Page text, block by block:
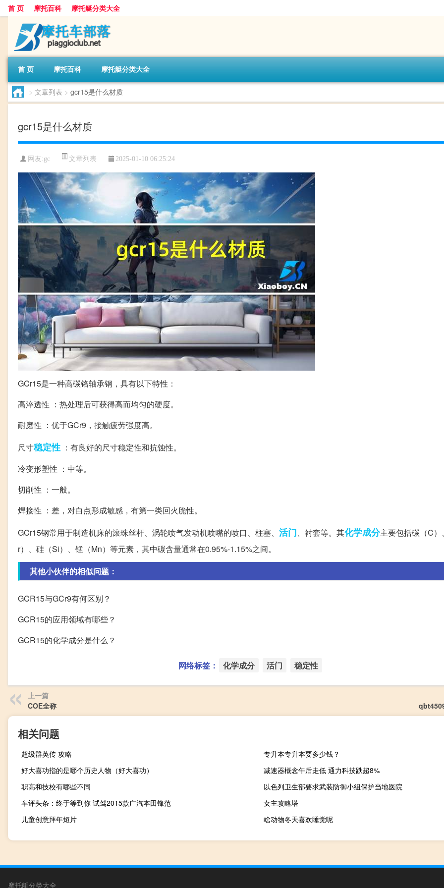
首 页 摩托百科 摩托艇分类大全
首 页 摩托百科 摩托艇分类大全
> 文章列表 > gcr15是什么材质
gcr15是什么材质
网友:gc 文章列表 2025-01-10 06:25:24
GCr15是一种高碳铬轴承钢，具有以下特性：
高淬透性 ：热处理后可获得高而均匀的硬度。
耐磨性 ：优于GCr9，接触疲劳强度高。
尺寸稳定性 ：有良好的尺寸稳定性和抗蚀性。
冷变形塑性 ：中等。
切削性 ：一般。
焊接性 ：差，对白点形成敏感，有第一类回火脆性。
GCr15钢常用于制造机床的滚珠丝杆、涡轮喷气发动机喷嘴的喷口、柱塞、 活门、衬套等。其化学成分主要包括碳（C
r）、硅（Si）、锰（Mn）等元素，其中碳含量通常在0.95%-1.15%之间。
其他小伙伴的相似问题：
GCR15与GCr9有何区别？
GCR15的应用领域有哪些？
GCR15的化学成分是什么？
网络标签： 化学成分 活门 稳定性
上一篇
COE全称
相关问题
超级群英传 攻略
专升本专升本要多少钱？
好大喜功指的是哪个历史人物（好大喜功）
减速器概念午后走低 通力科技跌超8%
职高和技校有哪些不同
以色列卫生部要求武装防御小组保护当地医院
车评头条：终于等到你 试驾2015款广汽本田锋范
女主攻略塔
儿童创意拜年短片
啥动物冬天喜欢睡觉呢
摩托艇分类大全